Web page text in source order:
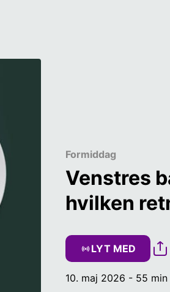
Formiddag
Venstres
hvilken
LYT MED
10. maj 2026 - 55 min